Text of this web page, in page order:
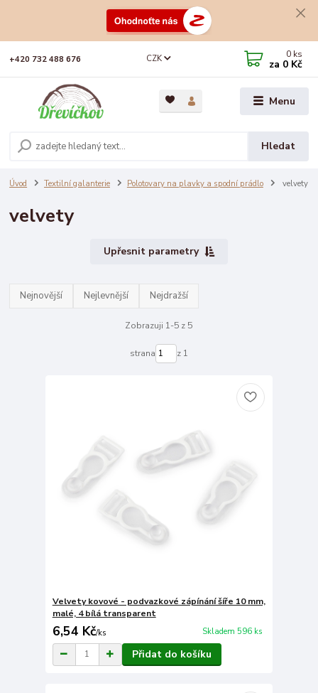
Menu
CZK
Hledat
+420 732 488 676 0 ks
za 0 Kč
Úvod Textilní galanterie Polotovary na plavky a spodní prádlo velvety
velvety
Upřesnit parametry
Nejnovější Nejlevnější Nejdražší
Zobrazuji 1-5 z 5
strana z 1
Velvety kovové - podvazkové zápínání šíře 10 mm,
malé, 4 bílá transparent
6,54 Kč/ks Skladem 596 ks
Přidat do košíku